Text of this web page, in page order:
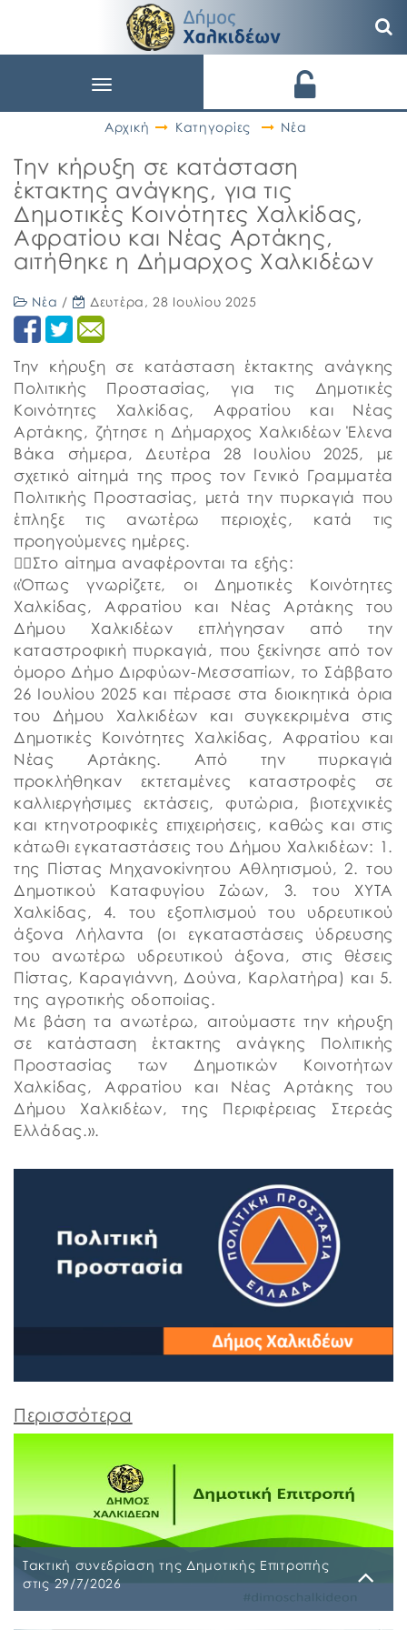
Toggle
Αρχική
Κατηγορίες Νέα
Την κήρυξη σε κατάσταση
έκτακτης ανάγκης, για τις
Δημοτικές Κοινότητες Χαλκίδας,
Αφρατίου και Νέας Αρτάκης,
αιτήθηκε η Δήμαρχος Χαλκιδέων
Νέα / Δευτέρα, 28 Ιουλίου 2025
Την κήρυξη σε κατάσταση έκτακτης ανάγκης
Πολιτικής Προστασίας, για τις Δημοτικές
Κοινότητες Χαλκίδας, Αφρατίου και Νέας
Αρτάκης, ζήτησε η Δήμαρχος Χαλκιδέων Έλενα
Βάκα σήμερα, Δευτέρα 28 Ιουλίου 2025, με
σχετικό αίτημά της προς τον Γενικό Γραμματέα
Πολιτικής Προστασίας, μετά την πυρκαγιά που
έπληξε τις ανωτέρω περιοχές, κατά τις
προηγούμενες ημέρες.
👉🏼Στο αίτημα αναφέρονται τα εξής:
«Όπως γνωρίζετε, οι Δημοτικές Κοινότητες
Χαλκίδας, Αφρατίου και Νέας Αρτάκης του
Δήμου Χαλκιδέων επλήγησαν από την
καταστροφική πυρκαγιά, που ξεκίνησε από τον
όμορο Δήμο Διρφύων-Μεσσαπίων, το Σάββατο
26 Ιουλίου 2025 και πέρασε στα διοικητικά όρια
του Δήμου Χαλκιδέων και συγκεκριμένα στις
Δημοτικές Κοινότητες Χαλκίδας, Αφρατίου και
Νέας Αρτάκης. Από την πυρκαγιά
προκλήθηκαν εκτεταμένες καταστροφές σε
καλλιεργήσιμες εκτάσεις, φυτώρια, βιοτεχνικές
και κτηνοτροφικές επιχειρήσεις, καθώς και στις
κάτωθι εγκαταστάσεις του Δήμου Χαλκιδέων: 1.
της Πίστας Μηχανοκίνητου Αθλητισμού, 2. του
Δημοτικού Καταφυγίου Ζώων, 3. του ΧΥΤΑ
Χαλκίδας, 4. του εξοπλισμού του υδρευτικού
άξονα Λήλαντα (οι εγκαταστάσεις ύδρευσης
του ανωτέρω υδρευτικού άξονα, στις θέσεις
Πίστας, Καραγιάννη, Δούνα, Καρλατήρα) και 5.
της αγροτικής οδοποιίας.
Με βάση τα ανωτέρω, αιτούμαστε την κήρυξη
σε κατάσταση έκτακτης ανάγκης Πολιτικής
Προστασίας των Δημοτικών Κοινοτήτων
Χαλκίδας, Αφρατίου και Νέας Αρτάκης του
Δήμου Χαλκιδέων, της Περιφέρειας Στερεάς
Ελλάδας.».
Περισσότερα
Τακτική συνεδρίαση της Δημοτικής Επιτροπής
στις 29/7/2026